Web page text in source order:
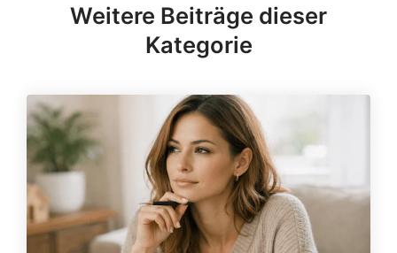
Weitere Beiträge dieser
Kategorie